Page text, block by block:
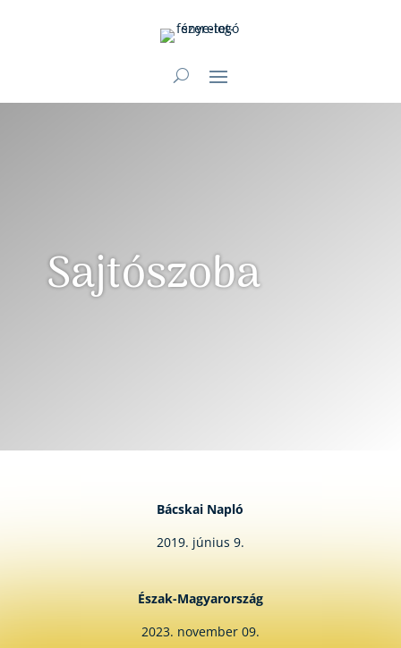
Sajtószoba
Bácskai Napló
2019. június 9.
Észak-Magyarország
2023. november 09.